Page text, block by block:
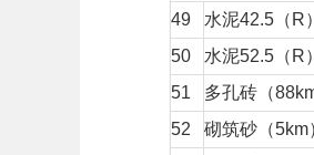
49
水泥42.5（R
50
水泥52.5（R
51
多孔砖（88km
52
砌筑砂（5km